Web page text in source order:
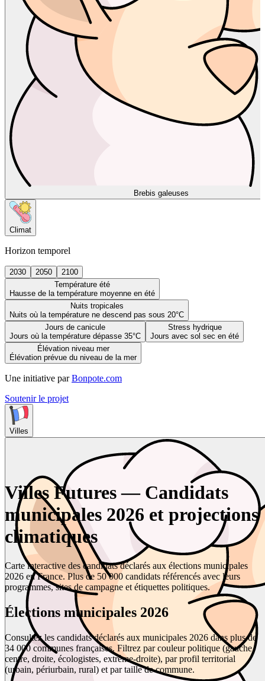
Brebis galeuses
Climat
Horizon temporel
2030 2050
2100
Température été
Hausse de la température moyenne en été
Nuits tropicales
Nuits où la température ne descend pas sous 20°C
Jours de canicule
Jours où la température dépasse 35°C
Stress hydrique
Jours avec sol sec en été
Élévation niveau mer
Élévation prévue du niveau de la mer
Une initiative par Bonpote.com
Soutenir le projet
Villes
Villes Futures — Candidats
municipales 2026 et projections
climatiques
Carte interactive des candidats déclarés aux élections municipales
2026 en France. Plus de 50 000 candidats référencés avec leurs
programmes, sites de campagne et étiquettes politiques.
Élections municipales 2026
Consultez les candidats déclarés aux municipales 2026 dans plus de
34 000 communes françaises. Filtrez par couleur politique (gauche,
centre, droite, écologistes, extrême-droite), par profil territorial
(urbain, périurbain, rural) et par taille de commune.